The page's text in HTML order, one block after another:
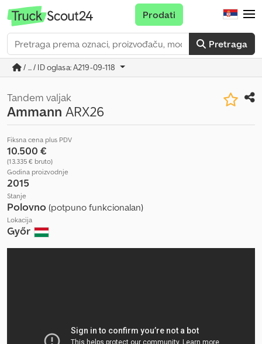
Pretraga
Prodati
/ ... / ID oglasa: A219-09-118
Tandem valjak
Ammann ARX26
Fiksna cena plus PDV
10.500 €
(13.335 € bruto)
Godina proizvodnje
2015
Stanje
Polovno (potpuno funkcionalan)
Lokacija
Győr